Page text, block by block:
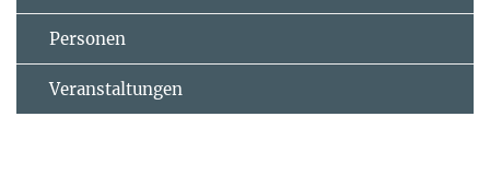
Personen
Veranstaltungen